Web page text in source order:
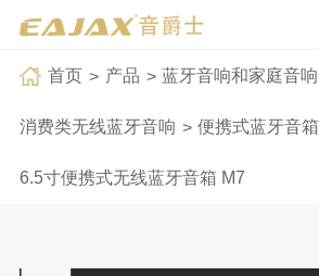
首页 产品 蓝牙音响和家庭音响
消费类无线蓝牙音响 便携式蓝牙音箱
6.5寸便携式无线蓝牙音箱 M7